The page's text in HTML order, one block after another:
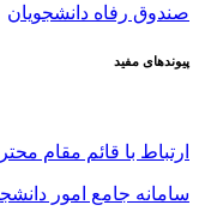
صندوق رفاه دانشجویان
پیوندهای مفید
ارتباط با قائم مقام
سامانه جامع امور